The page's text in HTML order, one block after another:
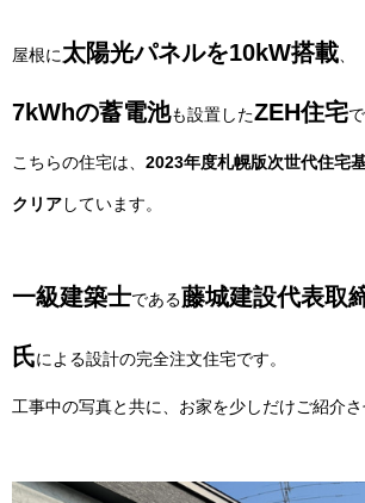
屋根に太陽光パネルを10kW搭載
7kWhの蓄電池も設置したZEH住宅
こちらの住宅は、 2023年度札幌版次世代住宅
クリアしています。
一級建築士である藤城建設代表取
氏による設計の完全注文住宅です。
工事中の写真と共に、お家を少しだけご紹介さ